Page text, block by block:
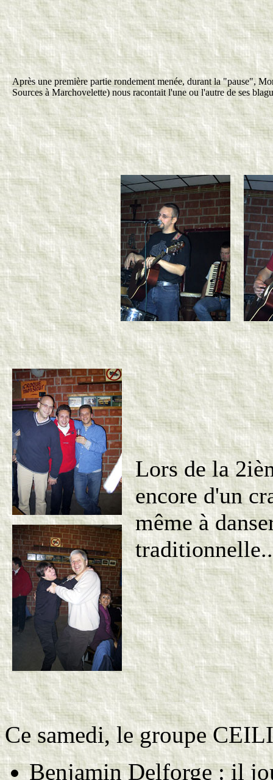
Après une première partie rondement menée, durant la "pause",
Sources à Marchovelette) nous racontait l'une ou l'autre de ses
Lors de la
encore d'un
même à
Ce samedi, le groupe
Benjamin Delforge : il